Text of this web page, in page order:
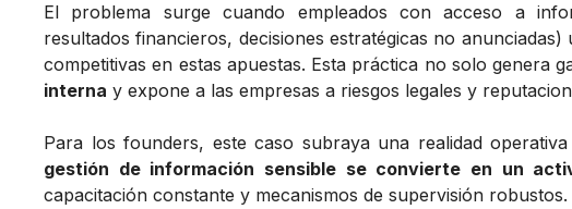
El problema surge cuando empleados con acceso a
resultados financieros, decisiones estratégicas no
competitivas en estas apuestas. Esta práctica no solo genera
interna y expone a las empresas a riesgos legales y
Para los founders, este caso subraya una realidad
gestión de información sensible se convierte en un
capacitación constante y mecanismos de supervisión robustos.